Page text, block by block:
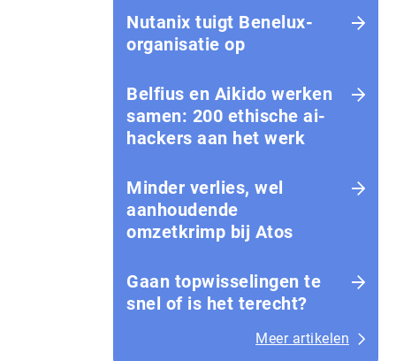
Nutanix tuigt Benelux-
organisatie op
Belfius en Aikido werken
samen: 200 ethische ai-
hackers aan het werk
Minder verlies, wel
aanhoudende
omzetkrimp bij Atos
Gaan topwisselingen te
snel of is het terecht?
Meer artikelen